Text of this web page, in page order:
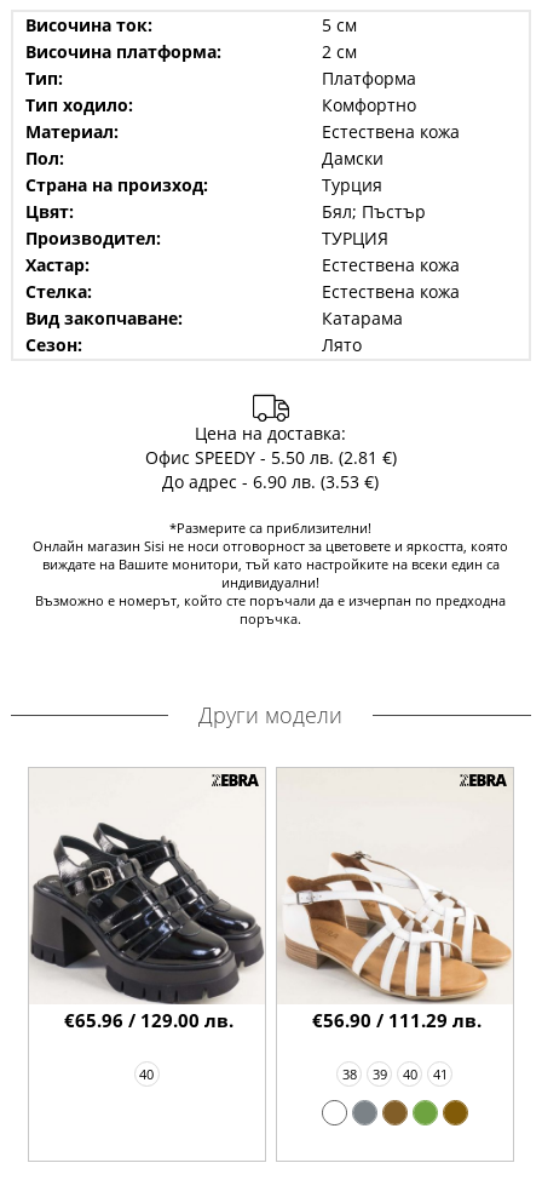
Височина ток:
5 см
Височина платформа:
2 см
Тип:
Платформа
Тип ходило:
Комфортно
Материал:
Естествена кожа
Пол:
Дамски
Страна на произход:
Турция
Цвят:
Бял; Пъстър
Производител:
ТУРЦИЯ
Хастар:
Естествена кожа
Стелка:
Естествена кожа
Вид закопчаване:
Катарама
Сезон:
Лято
Цена на доставка:
Офис SPEEDY - 5.50 лв. (2.81 €)
До адрес - 6.90 лв. (3.53 €)
*Размерите са приблизителни!
Онлайн магазин Sisi не носи отговорност за цветовете и яркостта, която
виждате на Вашите монитори, тъй като настройките на всеки един са
индивидуални!
Възможно е номерът, който сте поръчали да е изчерпан по предходна
поръчка.
Други модели
40
€65.96 / 129.00 лв.
38 39 40 41
€56.90 / 111.29 лв.